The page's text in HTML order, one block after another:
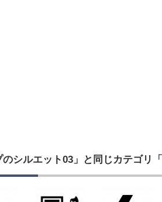
のシルエット03」と同じカテゴリ「